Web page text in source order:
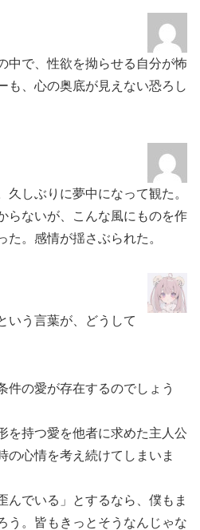
中で、性欲を拗らせる自分が怖
も、心の奥底が見えない恐ろし
久しぶりに夢中になって観た。
らないが、こんな風にものを作
た。感情が揺さぶられた。
いう言葉が、どうして
件の愛が存在するのでしょう
を持つ愛を他者に求めた主人公
の心情を考え続けてしまいま
んでいる」とするなら、僕もま
う。皆もきっとそうなんじゃな